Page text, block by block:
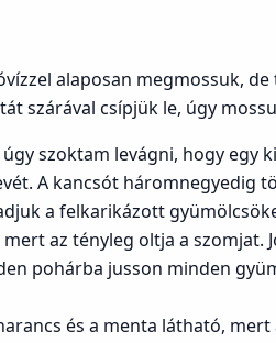
alaposan megmossuk,
szárával csípjük le, úgy
szoktam levágni, hogy egy
A kancsót háromnegyedig
a felkarikázott
mert az tényleg oltja a
pohárba jusson minden
és a menta látható,